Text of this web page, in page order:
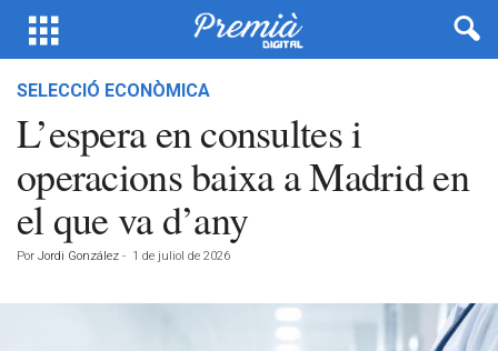
SELECCIÓ ECONÒMICA
L’espera en consultes i
operacions baixa a Madrid en
el que va d’any
Por Jordi González - 1 de juliol de 2026